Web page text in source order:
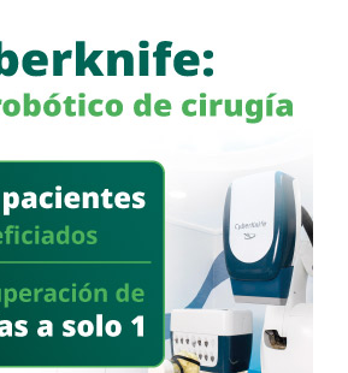
de la familia Koplowitz,FCC se
de las constructoras más
, pero fue acumulando una deuda